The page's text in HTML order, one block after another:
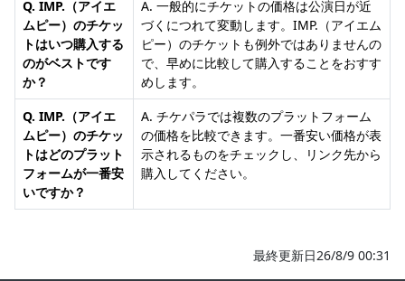
Q. IMP.（アイエ
ムピー）のチケッ
トはいつ購入する
のがベストです
か？
A. 一般的にチケットの価格は公演日が近
づくにつれて変動します。IMP.（アイエム
ピー）のチケットも例外ではありませんの
で、早めに比較して購入することをおすす
めします。
Q. IMP.（アイエ
ムピー）のチケッ
トはどのプラット
フォームが一番安
いですか？
A. チケパラでは複数のプラットフォーム
の価格を比較できます。一番安い価格が表
示されるものをチェックし、リンク先から
購入してください。
最終更新日26/8/9 00:31